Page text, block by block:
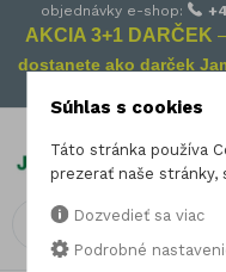
objednávky e-shop:
AKCIA 3+1 DARČEK
dostanete ako darček
Súhlas s cookies
Táto stránka používa
prezerať naše stránky,
Dozvedieť sa viac
Podrobné